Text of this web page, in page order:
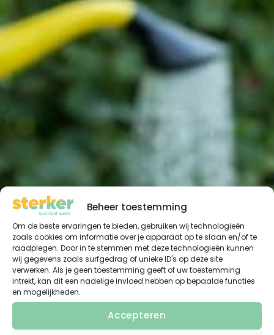
Beheer toestemming
Om de beste ervaringen te bieden, gebruiken wij technologieën
zoals cookies om informatie over je apparaat op te slaan en/of te
raadplegen. Door in te stemmen met deze technologieën kunnen
wij gegevens zoals surfgedrag of unieke ID's op deze site
verwerken. Als je geen toestemming geeft of uw toestemming
intrekt, kan dit een nadelige invloed hebben op bepaalde functies
en mogelijkheden.
Accepteren